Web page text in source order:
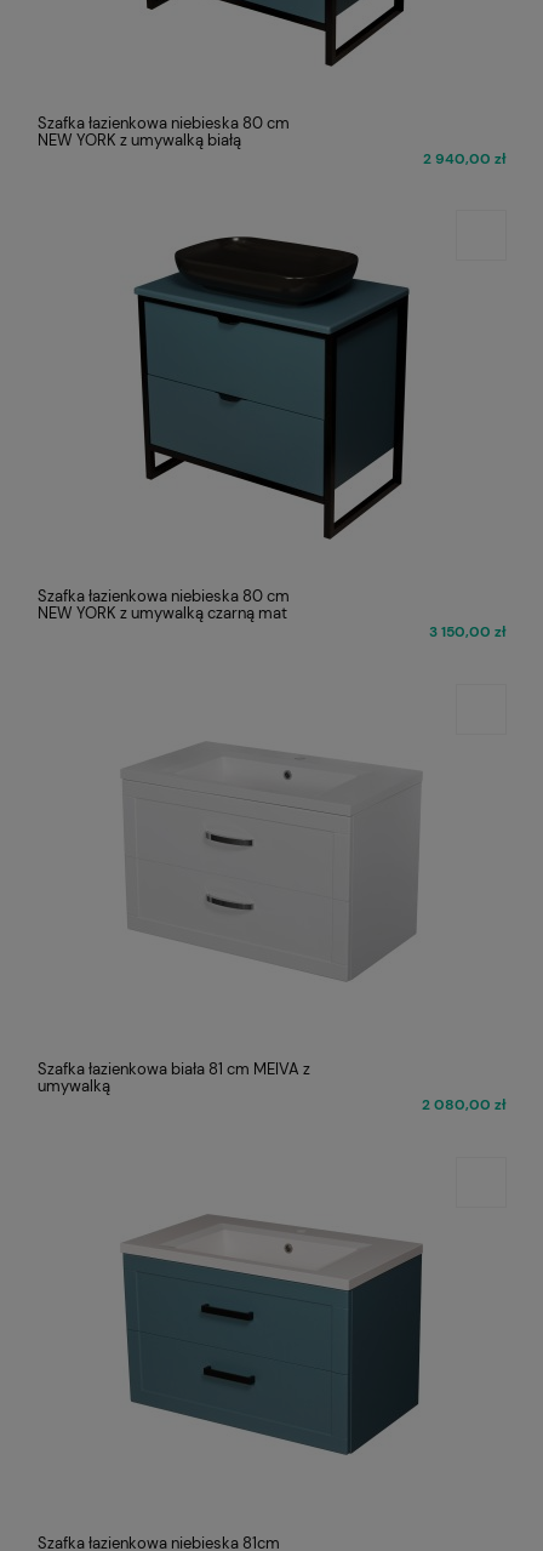
Szafka łazienkowa niebieska 80 cm
NEW YORK z umywalką białą
2 940,00 zł
Szafka łazienkowa niebieska 80 cm
NEW YORK z umywalką czarną mat
3 150,00 zł
Szafka łazienkowa biała 81 cm MEIVA z
umywalką
2 080,00 zł
Szafka łazienkowa niebieska 81cm